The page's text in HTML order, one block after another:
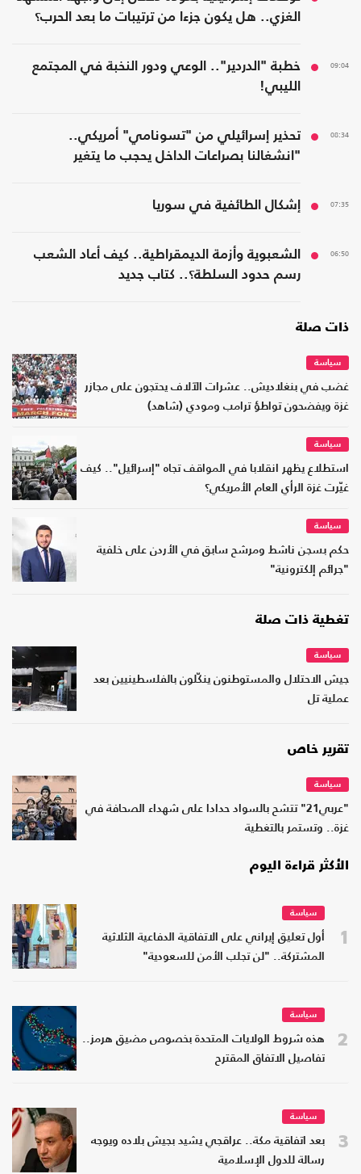
الغزي.. هل يكون جزءا من ترتيبات ما بعد الحرب؟
09:04
خطبة "الدردير".. الوعي ودور النخبة في المجتمع
الليبي!
08:34
تحذير إسرائيلي من "تسونامي" أمريكي..
"انشغالنا بصراعات الداخل يحجب ما يتغير
07:35 إشكال الطائفية في سوريا
06:50
الشعبوية وأزمة الديمقراطية.. كيف أعاد الشعب
رسم حدود السلطة؟.. كتاب جديد
ذات صلة
سياسة
غضب في بنغلاديش.. عشرات الآلاف يحتجون على مجازر
غزة ويفضحون تواطؤ ترامب ومودي (شاهد)
سياسة
استطلاع يظهر انقلابا في المواقف تجاه "إسرائيل".. كيف
غيّرت غزة الرأي العام الأمريكي؟
سياسة
حكم بسجن ناشط ومرشح سابق في الأردن على خلفية
"جرائم إلكترونية"
تغطية ذات صلة
سياسة
جيش الاحتلال والمستوطنون ينكّلون بالفلسطينيين بعد
عملية تل
تقرير خاص
سياسة
"عربي21" تتشح بالسواد حدادا على شهداء الصحافة في
غزة.. وتستمر بالتغطية
الأكثر قراءة اليوم
1
سياسة
أول تعليق إيراني على الاتفاقية الدفاعية الثلاثية
المشتركة.. "لن تجلب الأمن للسعودية"
2
سياسة
هذه شروط الولايات المتحدة بخصوص مضيق هرمز..
تفاصيل الاتفاق المقترح
3
سياسة
بعد اتفاقية مكة.. عراقجي يشيد بجيش بلاده ويوجه
رسالة للدول الإسلامية